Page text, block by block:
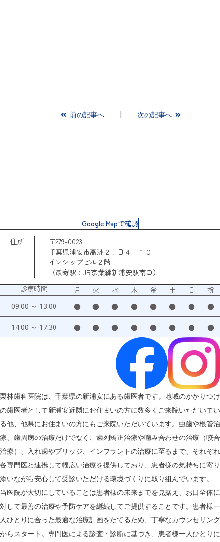
前の記事へ 次の記事へ
Google Mapで確認
住所
〒279-0023
千葉県浦安市高洲２丁目４ー１０
インシップビル２階
（最寄駅：JR京葉線新浦安駅南口）
診療時間
月 火 水 木 金 土 日 祝
09:00 ～ 13:00 ● ● ● ● ● ● ● ●
14:00 ～ 17:30 ● ● ● ● ● ● ● ●
栗林歯科医院は、千葉県の新浦安にある歯医者です。地域のかかりつけ
の歯医者として新浦安近隣にお住まいの方に数多くご来院いただいてい
る他、他県にお住まいの方にもご来院いただいています。虫歯や根管治
療、歯周病の治療だけでなく、歯列矯正治療や噛み合わせの治療（咬合
治療）、入れ歯やブリッジ、インプラントの治療に至るまで、それぞれ
各専門医と連携して幅広い治療を提供しており、患者様の気持ちに寄り
添いながら安心して受診いただける環境づくりに取り組んでいます。
当医院が大切にしていることは患者様の未来までを見据え、お口全体に
対して最善の治療や予防ケアを継続してご提供することです。患者様一
人ひとりに合った最適な治療計画をたてるため、丁寧なカウンセリング
からスタート。専門医による診査・診断に基づき、患者様一人ひとりに